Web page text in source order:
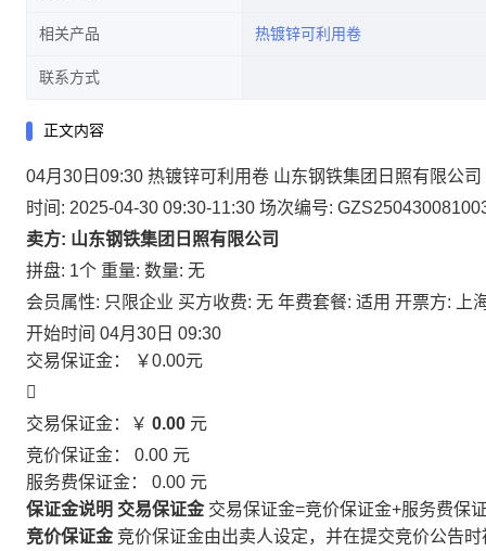
相关产品 热镀锌可利用卷
联系方式
正文内容
04月30日09:30 热镀锌可利用卷 山东钢铁集团日照有限公司
时间: 2025-04-30 09:30-11:30 场次编号:
卖方: 山东钢铁集团日照有限公司
拼盘: 1个 重量: 数量: 无
会员属性: 只限企业 买方收费: 无 年费套餐: 适用 开票方: 上
开始时间 04月30日 09:30
交易保证金：
￥0.00元

交易保证金：￥ 0.00 元
竞价保证金： 0.00 元
服务费保证金： 0.00 元
保证金说明 交易保证金 交易保证金=竞价保证金+服务费保
竞价保证金 竞价保证金由出卖人设定，并在提交竞价公告